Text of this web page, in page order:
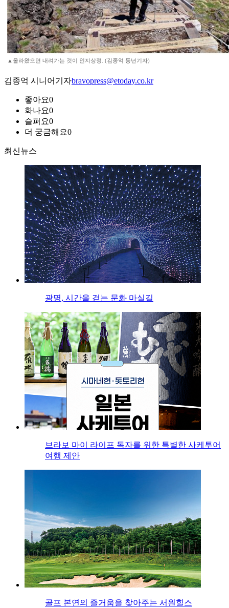
▲올라왔으면 내려가는 것이 인지상정. (김종억 동년기자)
김종억 시니어기자bravopress@etoday.co.kr
좋아요0
화나요0
슬퍼요0
더 궁금해요0
최신뉴스
광명, 시간을 걷는 문화 마실길
브라보 마이 라이프 독자를 위한 특별한 사케투어
여행 제안
골프 본연의 즐거움을 찾아주는 서원힐스